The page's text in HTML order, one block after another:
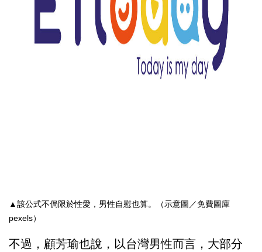
▲該公式不侷限於性愛，男性自慰也算。（示意圖／免費圖庫
pexels）
不過，顧芳瑜也說，以台灣男性而言，大部分